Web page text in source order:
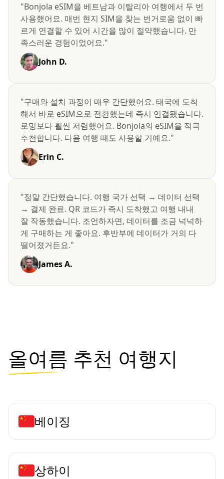
"Bonjola eSIM을 베트남과 이탈리아 여행에서 두 번
사용했어요. 매번 현지 SIM을 찾는 번거로움 없이 빠
르게 연결할 수 있어 시간을 많이 절약했습니다. 만
족스러운 경험이었어요."
John D.
"구매와 설치 과정이 매우 간단했어요. 태국에 도착
해서 바로 eSIM으로 전환했는데 즉시 연결됐습니다.
로밍보다 훨씬 저렴했어요. Bonjola의 eSIM을 적극
추천합니다. 다음 여행 때도 사용할 거예요."
Erin C.
"정말 간단했습니다. 여행 국가 선택 → 데이터 선택
→ 결제 완료. QR 코드가 즉시 도착했고 여행 내내
잘 작동했습니다. 조언하자면, 데이터를 조금 넉넉하
게 구매하는 게 좋아요. 후반부에 데이터가 거의 다
떨어졌거든요."
James A.
올여름 추천 여행지
베이징
상하이